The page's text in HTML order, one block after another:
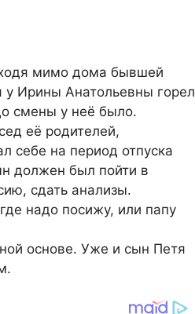
мимо дома бывшей
у Ирины Анатольевны горел
смены у неё было.
её родителей,
себе на период отпуска
должен был пойти в
сдать анализы.
надо посижу, или папу
основе. Уже и сын Петя